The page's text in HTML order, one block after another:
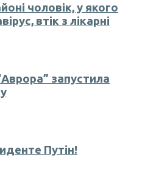
чоловік, у якого
втік з лікарні
запустила
Путін!